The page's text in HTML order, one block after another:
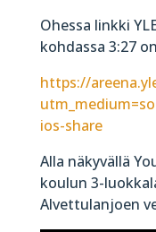
Ohessa linkki
kohdassa 3:27
https://
ios-share
Alla näkyvällä
koulun 3-
Alvettulanjoen